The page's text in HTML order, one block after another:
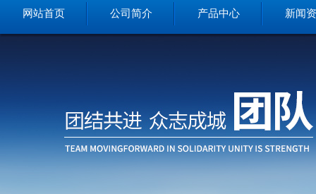
网站首页 公司简介 产品中心 新闻